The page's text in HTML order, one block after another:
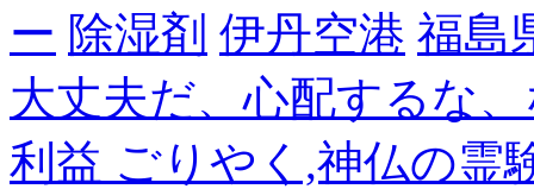
ー 除湿剤 伊丹空港 福島
大丈夫だ、心配するな
利益 ごりやく,神仏の霊